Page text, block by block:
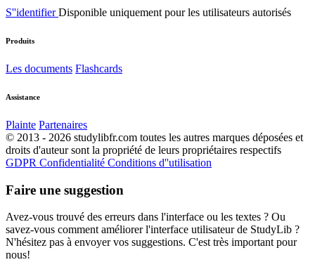
S''identifierDisponible uniquement pour les utilisateurs autorisés
Produits
Les documents Flashcards
Assistance
Plainte Partenaires
© 2013 - 2026 studylibfr.com toutes les autres marques déposées et
droits d'auteur sont la propriété de leurs propriétaires respectifs
GDPR Confidentialité Conditions d''utilisation
Faire une suggestion
Avez-vous trouvé des erreurs dans l'interface ou les textes ? Ou
savez-vous comment améliorer l'interface utilisateur de StudyLib ?
N'hésitez pas à envoyer vos suggestions. C'est très important pour
nous!